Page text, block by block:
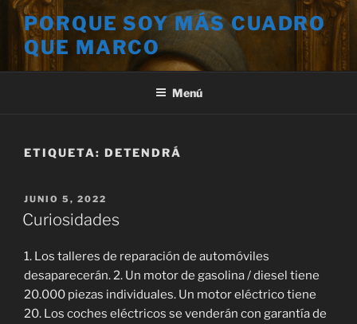
Saltar
contenido
PORQUE SOY MÁS CUADRO
QUE MARCO
Menú
ETIQUETA: DETENDRÁ
PUBLICADO
EL
JUNIO 5, 2022
Curiosidades
1. Los talleres de reparación de automóviles
desaparecerán. 2. Un motor de gasolina / diesel tiene
20.000 piezas individuales. Un motor eléctrico tiene
20. Los coches eléctricos se venderán con garantía de